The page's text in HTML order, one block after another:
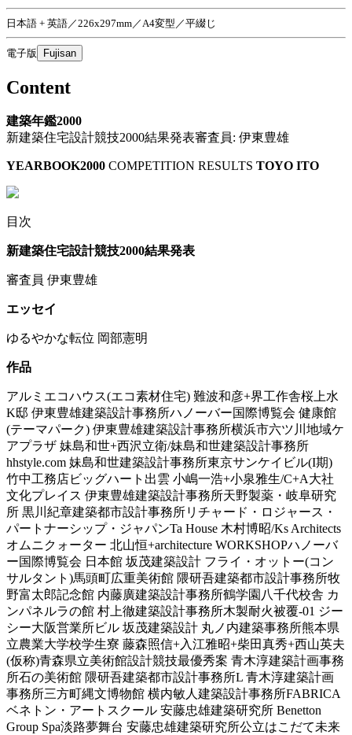
日本語 + 英語／226x297mm／A4変型／平綴じ
電子版 Fujisan
Content
建築年鑑2000
新建築住宅設計競技2000結果発表審査員: 伊東豊雄
YEARBOOK2000 COMPETITION RESULTS TOYO ITO
目次
新建築住宅設計競技2000結果発表
審査員 伊東豊雄
エッセイ
ゆるやかな転位 岡部憲明
作品
アルミエコハウス(エコ素材住宅) 難波和彦+界工作舎桜上水
K邸 伊東豊雄建築設計事務所ハノーバー国際博覧会 健康館
(テーマパーク) 伊東豊雄建築設計事務所横浜市六ツ川地域ケ
アプラザ 妹島和世+西沢立衛/妹島和世建築設計事務所
hhstyle.com 妹島和世建築設計事務所東京サンケイビル(I期)
竹中工務店ビッグハート出雲 小嶋一浩+小泉雅生/C+A大社
文化プレイス 伊東豊雄建築設計事務所天野製薬・岐阜研究
所 黒川紀章建築都市設計事務所リチャード・ロジャース・
パートナーシップ・ジャパンTa House 木村博昭/Ks Architects
オムニクォーター 北山恒+architecture WORKSHOPハノーバ
ー国際博覧会 日本館 坂茂建築設計 フライ・オットー(コン
サルタント)馬頭町広重美術館 隈研吾建築都市設計事務所牧
野富太郎記念館 内藤廣建築設計事務所鶴学園八千代校舎 カ
ンパネルラの館 村上徹建築設計事務所木製耐火被覆-01 ジー
シー大阪営業所ビル 坂茂建築設計 丸ノ内建築事務所熊本県
立農業大学校学生寮 藤森照信+入江雅昭+柴田真秀+西山英夫
(仮称)青森県立美術館設計競技最優秀案 青木淳建築計画事務
所石の美術館 隈研吾建築都市設計事務所L 青木淳建築計画
事務所三方町縄文博物館 横内敏人建築設計事務所FABRICA
ベネトン・アートスクール 安藤忠雄建築研究所 Benetton
Group Spa淡路夢舞台 安藤忠雄建築研究所公立はこだて未来